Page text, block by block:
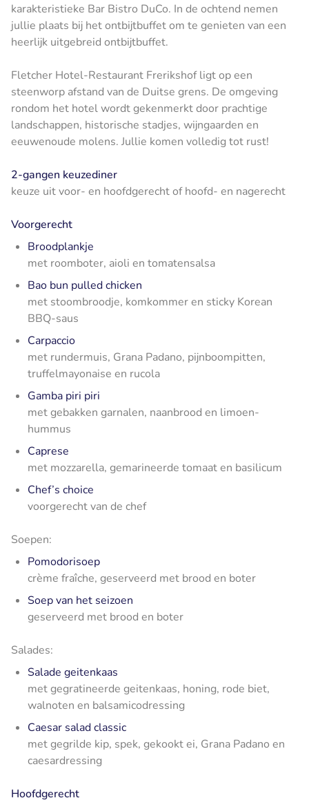
karakteristieke Bar Bistro DuCo. In de ochtend nemen
jullie plaats bij het ontbijtbuffet om te genieten van een
heerlijk uitgebreid ontbijtbuffet.
Fletcher Hotel-Restaurant Frerikshof ligt op een
steenworp afstand van de Duitse grens. De omgeving
rondom het hotel wordt gekenmerkt door prachtige
landschappen, historische stadjes, wijngaarden en
eeuwenoude molens. Jullie komen volledig tot rust!
2-gangen keuzediner
keuze uit voor- en hoofdgerecht of hoofd- en nagerecht
Voorgerecht
Broodplankje
met roomboter, aioli en tomatensalsa
Bao bun pulled chicken
met stoombroodje, komkommer en sticky Korean
BBQ-saus
Carpaccio
met rundermuis, Grana Padano, pijnboompitten,
truffelmayonaise en rucola
Gamba piri piri
met gebakken garnalen, naanbrood en limoen-
hummus
Caprese
met mozzarella, gemarineerde tomaat en basilicum
Chef’s choice
voorgerecht van de chef
Soepen:
Pomodorisoep
crème fraîche, geserveerd met brood en boter
Soep van het seizoen
geserveerd met brood en boter
Salades:
Salade geitenkaas
met gegratineerde geitenkaas, honing, rode biet,
walnoten en balsamicodressing
Caesar salad classic
met gegrilde kip, spek, gekookt ei, Grana Padano en
caesardressing
Hoofdgerecht